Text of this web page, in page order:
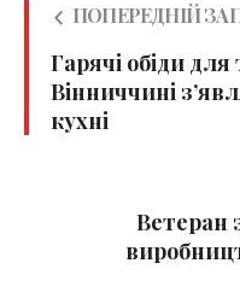
ПОПЕРЕДНІЙ
Гарячі обіди
Вінниччині
кухні
Ветеран